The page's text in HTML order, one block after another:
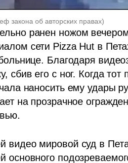
закона об авторских правах)
ранен ножом
сети Pizza Hut в
Благодаря
сбив его с ног. Когда тот
наносить ему удары
на прозрачное
видео мировой суд в
основного